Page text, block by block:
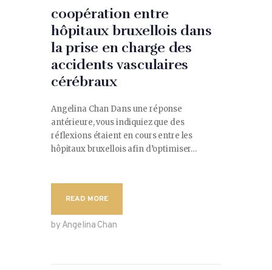
coopération entre
hôpitaux bruxellois dans
la prise en charge des
accidents vasculaires
cérébraux
Angelina Chan Dans une réponse
antérieure, vous indiquiez que des
réflexions étaient en cours entre les
hôpitaux bruxellois afin d’optimiser…
READ MORE
by Angelina Chan